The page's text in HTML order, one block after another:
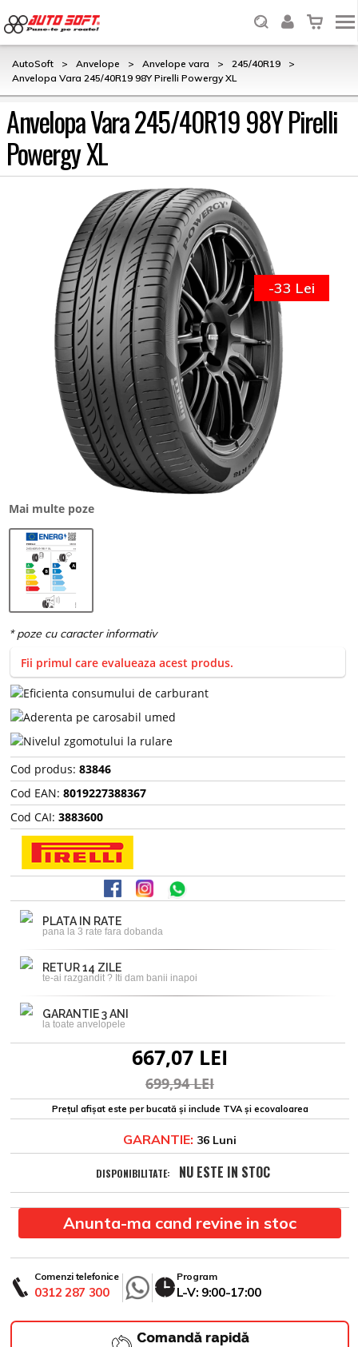
AutoSoft > Anvelope > Anvelope vara > 245/40R19
>
Anvelopa Vara 245/40R19 98Y Pirelli Powergy XL
Anvelopa Vara 245/40R19 98Y Pirelli
Powergy XL
Mai multe poze
-33 Lei
Fii primul care evalueaza acest produs.
Cod produs: 83846
Cod EAN: 8019227388367
Cod CAI: 3883600
PLATA IN RATE
pana la 3 rate fara dobanda
RETUR 14 ZILE
te-ai razgandit ? Iti dam banii inapoi
GARANTIE 3 ANI
la toate anvelopele
667,07 LEI
699,94 LEI
Prețul afișat este per bucată și include TVA și ecovaloarea
GARANTIE: 36 Luni
DISPONIBILITATE: NU ESTE IN STOC
Anunta-ma cand revine in stoc
Comenzi telefonice
0312 287 300
Program
L-V: 9:00-17:00
Comandă rapidă